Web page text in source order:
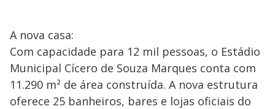
A nova casa:
Com capacidade para 12 mil pessoas, o Estádio
Municipal Cícero de Souza Marques conta com
11.290 m² de área construída. A nova estrutura
oferece 25 banheiros, bares e lojas oficiais do